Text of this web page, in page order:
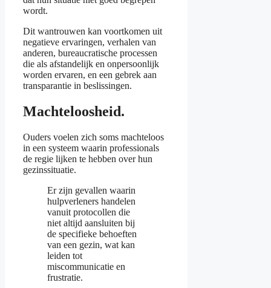
wordt.
Dit wantrouwen kan voortkomen uit
negatieve ervaringen, verhalen van
anderen, bureaucratische processen
die als afstandelijk en onpersoonlijk
worden ervaren, en een gebrek aan
transparantie in beslissingen.
Machteloosheid.
Ouders voelen zich soms machteloos
in een systeem waarin professionals
de regie lijken te hebben over hun
gezinssituatie.
Er zijn gevallen waarin
hulpverleners handelen
vanuit protocollen die
niet altijd aansluiten bij
de specifieke behoeften
van een gezin, wat kan
leiden tot
miscommunicatie en
frustratie.